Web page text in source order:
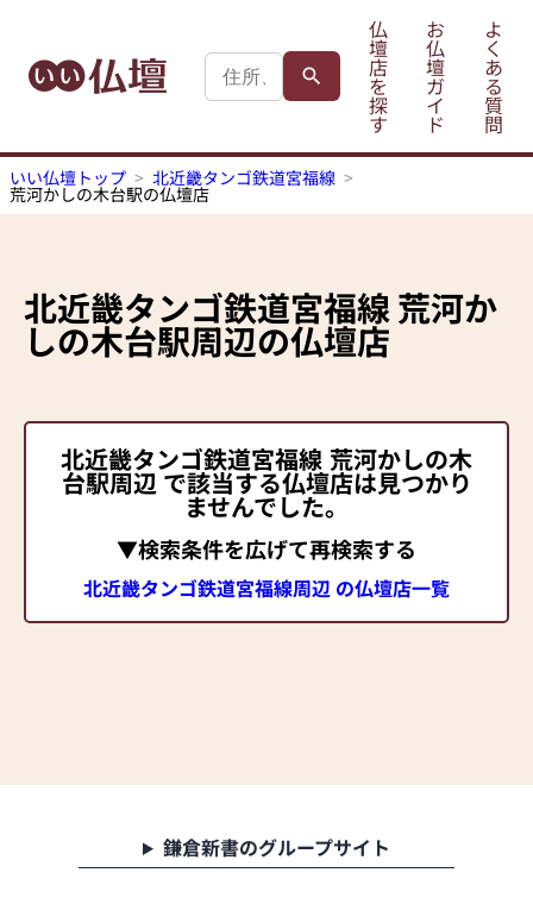
仏
壇
店
を
探
す
お
仏
壇
ガ
イ
ド
よ
く
あ
る
質
問
いい仏壇トップ 北近畿タンゴ鉄道宮福線
荒河かしの木台駅の仏壇店
北近畿タンゴ鉄道宮福線荒河か
しの木台駅周辺の仏壇店
北近畿タンゴ鉄道宮福線 荒河かしの木
台駅周辺 で該当する仏壇店は見つかり
ませんでした。
▼検索条件を広げて再検索する
北近畿タンゴ鉄道宮福線周辺 の仏壇店一覧
鎌倉新書のグループサイト